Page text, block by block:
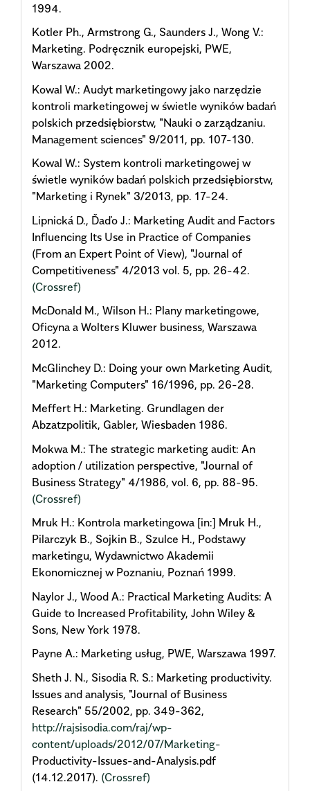
1994.
Kotler Ph., Armstrong G., Saunders J., Wong V.:
Marketing. Podręcznik europejski, PWE,
Warszawa 2002.
Kowal W.: Audyt marketingowy jako narzędzie
kontroli marketingowej w świetle wyników badań
polskich przedsiębiorstw, "Nauki o zarządzaniu.
Management sciences" 9/2011, pp. 107-130.
Kowal W.: System kontroli marketingowej w
świetle wyników badań polskich przedsiębiorstw,
"Marketing i Rynek" 3/2013, pp. 17-24.
Lipnická D., Ďaďo J.: Marketing Audit and Factors
Influencing Its Use in Practice of Companies
(From an Expert Point of View), "Journal of
Competitiveness" 4/2013 vol. 5, pp. 26-42.
(Crossref)
McDonald M., Wilson H.: Plany marketingowe,
Oficyna a Wolters Kluwer business, Warszawa
2012.
McGlinchey D.: Doing your own Marketing Audit,
"Marketing Computers" 16/1996, pp. 26-28.
Meffert H.: Marketing. Grundlagen der
Abzatzpolitik, Gabler, Wiesbaden 1986.
Mokwa M.: The strategic marketing audit: An
adoption / utilization perspective, "Journal of
Business Strategy" 4/1986, vol. 6, pp. 88-95.
(Crossref)
Mruk H.: Kontrola marketingowa [in:] Mruk H.,
Pilarczyk B., Sojkin B., Szulce H., Podstawy
marketingu, Wydawnictwo Akademii
Ekonomicznej w Poznaniu, Poznań 1999.
Naylor J., Wood A.: Practical Marketing Audits: A
Guide to Increased Profitability, John Wiley &
Sons, New York 1978.
Payne A.: Marketing usług, PWE, Warszawa 1997.
Sheth J. N., Sisodia R. S.: Marketing productivity.
Issues and analysis, "Journal of Business
Research" 55/2002, pp. 349-362,
http://rajsisodia.com/raj/wp-
content/uploads/2012/07/Marketing-
Productivity-Issues-and-Analysis.pdf
(14.12.2017). (Crossref)